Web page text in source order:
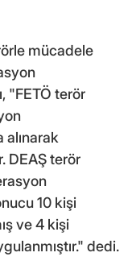
mücadele
"FETÖ terör
alınarak
DEAŞ terör
10 kişi
ve 4 kişi
dedi.